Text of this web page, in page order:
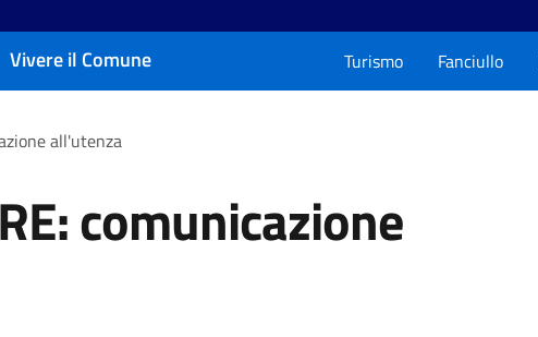
Vivere il Comune Turismo Fanciullo
all'utenza
comunicazione